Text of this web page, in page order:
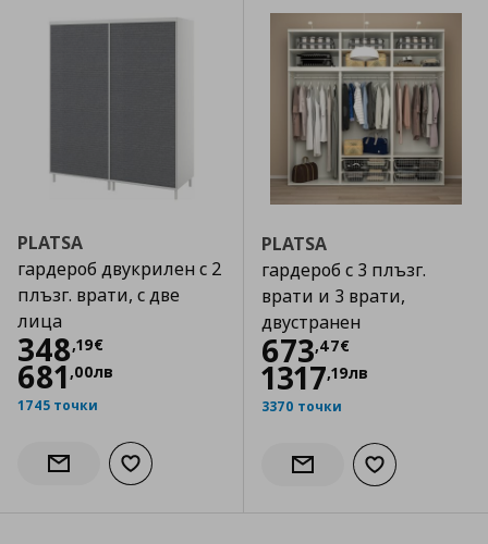
PLATSA
гардероб двукрилен с 2
плъзг. врати, с две
лица
348,19€
Цена
681 ,00лв
1745 точки
Информирай ме за наличност
Добави към списъка с любими
PLATSA
гардероб с 3 плъзг.
врати и 3 врати,
двустранен
673,47€
Цена673,47 €
1317,19лв
3370 точки
Информирай ме за
Добави към